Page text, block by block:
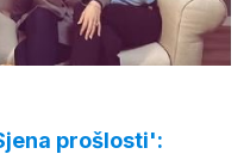
prošlosti':